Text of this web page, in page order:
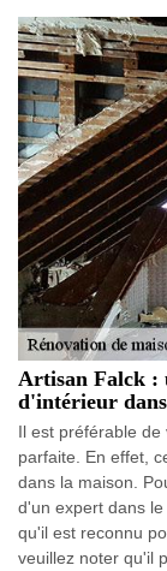
Artisan Falck :
d'intérieur
Il est préférable
parfaite. En effet,
dans la maison.
d'un expert dans
qu'il est reconnu
veuillez noter qu'il